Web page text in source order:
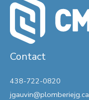
Contact
438-722-0820
jgauvin@plomberiejg.ca